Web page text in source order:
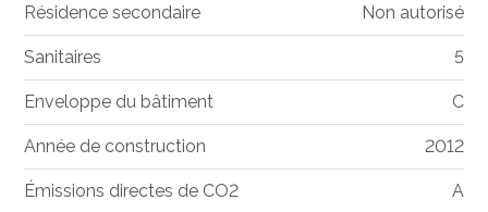
Résidence secondaire Non autorisé
Sanitaires 5
Enveloppe du bâtiment C
Année de construction 2012
Émissions directes de CO2 A